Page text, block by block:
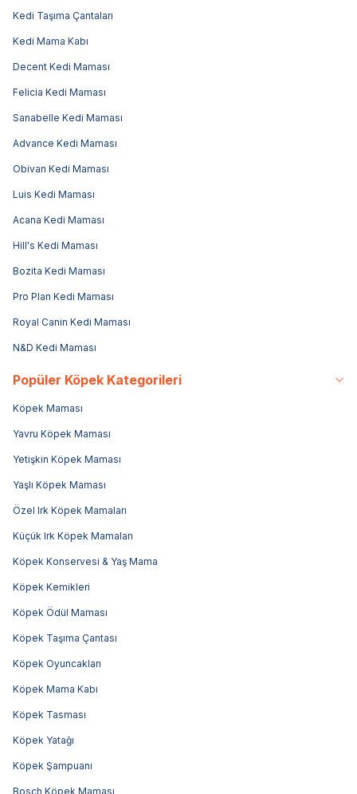
Kedi Taşıma Çantaları
Kedi Mama Kabı
Decent Kedi Maması
Felicia Kedi Maması
Sanabelle Kedi Maması
Advance Kedi Maması
Obivan Kedi Maması
Luis Kedi Maması
Acana Kedi Maması
Hill's Kedi Maması
Bozita Kedi Maması
Pro Plan Kedi Maması
Royal Canin Kedi Maması
N&D Kedi Maması
Popüler Köpek Kategorileri
Köpek Maması
Yavru Köpek Maması
Yetişkin Köpek Maması
Yaşlı Köpek Maması
Özel Irk Köpek Mamaları
Küçük Irk Köpek Mamaları
Köpek Konservesi & Yaş Mama
Köpek Kemikleri
Köpek Ödül Maması
Köpek Taşıma Çantası
Köpek Oyuncakları
Köpek Mama Kabı
Köpek Tasması
Köpek Yatağı
Köpek Şampuanı
Bosch Köpek Maması